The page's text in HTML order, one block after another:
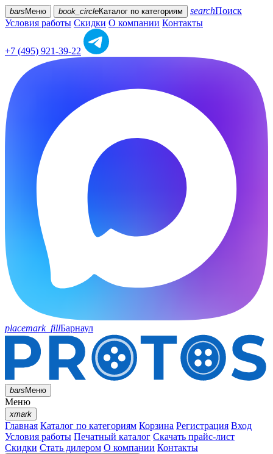
bars Меню book_circleКаталог по категориям searchПоиск
Условия работы Скидки О компании Контакты
+7 (495) 921-39-22
placemark_fillБарнаул
barsМеню
Меню
xmark
Главная Каталог по категориям Корзина Регистрация Вход
Условия работы Печатный каталог Скачать прайс-лист
Скидки Стать дилером О компании Контакты